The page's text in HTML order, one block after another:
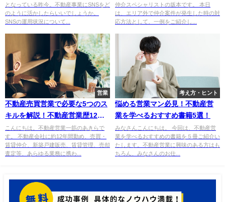
となっている昨今。不動産事業にSNSをど
のように活かしたらいいでしょうか。
SNSの運用状況について...
仲介スペシャリストの坂本です。 本日
は、エリア外で仲介案件が発生した時の対
応方法として、一例をご紹介し...
営業
不動産売買営業で必要な5つのス
キルを解説！不動産営業歴12年
の元営業マンが伝授します
こんにちは。不動産営業一筋のあきらで
す。 不動産会社に約12年間勤め、売買・
賃貸仲介、新築戸建販売、賃貸管理、売却
査定等、あらゆる業務に携わ...
考え方・ヒント
悩める営業マン必見！不動産営
業を学べるおすすめ書籍5選！
みなさんこんにちは。 今回は、​​不動産営
業を学べるおすすめの書籍を５冊ご紹介い
たします。不動産営業に興味のある方はも
ちろん、みなさんのお仕...